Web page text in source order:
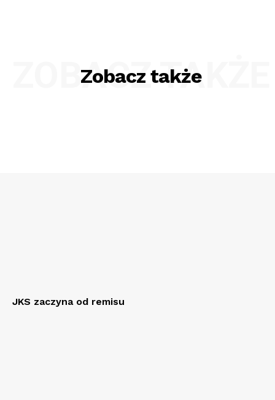
Zobacz także
ZOBACZ TAKŻE
JKS zaczyna od remisu